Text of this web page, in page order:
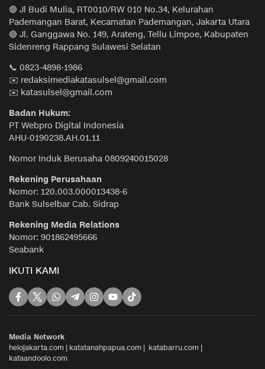
🔴 Jl Budi Mulia, RT0010/RW 010 No.34, Kelurahan
Pademangan Barat, Kecamatan Pademangan, Jakarta Utara
🔴 Jl. Ganggawa No. 149, Arateng, Tellu Limpoe, Kabupaten
Sidenreng Rappang Sulawesi Selatan
📞 0823-4898-1986
✉️ redaksimediakatasulsel@gmail.com
✉️ katasulsel@gmail.com
Badan Hukum:
PT Webpro Digital Indonesia
AHU-0190238.AH.01.11
Nomor Induk Berusaha 0809240015028
Rekening Perusahaan
Nomor: 120.003.000013438-6
Bank Sulselbar Cab. Sidrap
Rekening Media Relations
Nomor: 901862495666
Seabank
IKUTI KAMI
Media Network
helojakarta.com | katatanahpapua.com | katabarru.com |
kataandoolo.com